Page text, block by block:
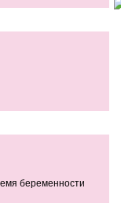
беременности